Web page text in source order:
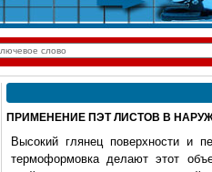
ПРИМЕНЕНИЕ ПЭТ ЛИСТОВ В
Высокий глянец поверхности и
термоформовка делают этот